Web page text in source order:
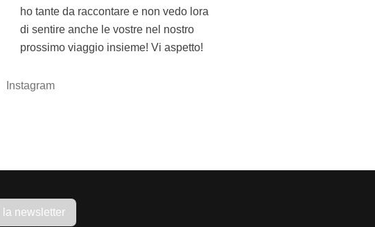
prossimo viaggio insieme! Vi aspetto!
Instagram
la newsletter